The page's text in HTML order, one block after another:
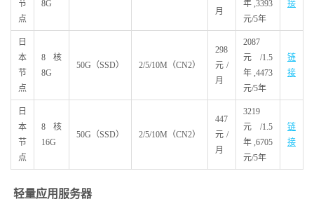
节
点
8G
月
年,3393
元/5年
接
日
本
节
点
8核
8G
50G（SSD） 2/5/10M（CN2）
298
元/
月
2087
元/1.5
年,4473
元/5年
链
接
日
本
节
点
8核
16G
50G（SSD） 2/5/10M（CN2）
447
元/
月
3219
元/1.5
年,6705
元/5年
链
接
轻量应用服务器